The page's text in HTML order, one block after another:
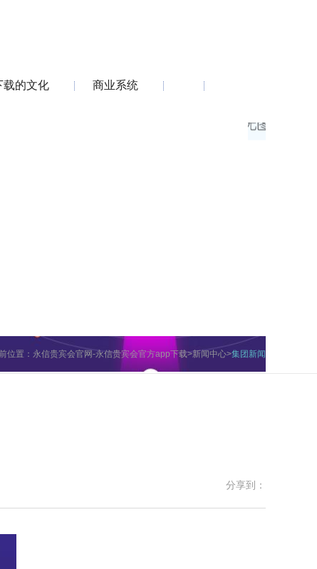
载的文化 商业系统
位置： 永信贵宾会官网-永信贵宾会官方app下载>新闻中心>集团新闻
分享到：